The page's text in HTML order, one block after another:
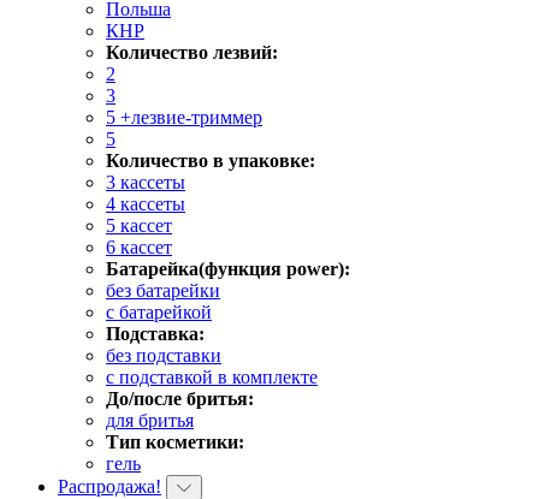
Польша
КНР
Количество лезвий:
2
3
5 +лезвие-триммер
5
Количество в упаковке:
3 кассеты
4 кассеты
5 кассет
6 кассет
Батарейка(функция power):
без батарейки
с батарейкой
Подставка:
без подставки
с подставкой в комплекте
До/после бритья:
для бритья
Тип косметики:
гель
Распродажа!